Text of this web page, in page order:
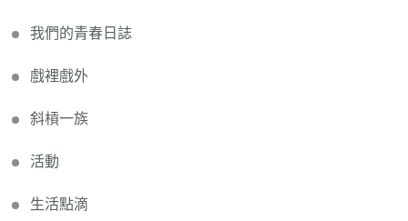
我們的青春日誌
戲裡戲外
斜槓一族
活動
生活點滴